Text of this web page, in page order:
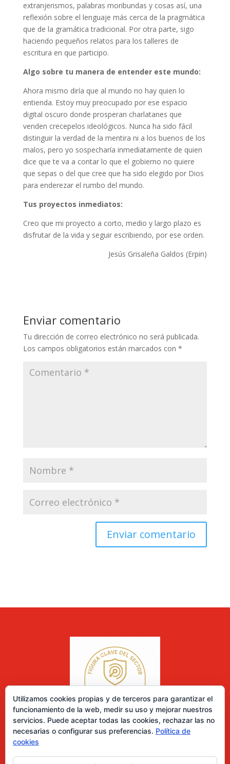
extranjerismos, palabras moribundas y cosas así, una
reflexión sobre el lenguaje más cerca de la pragmática
que de la gramática tradicional. Por otra parte, sigo
haciendo pequeños relatos para los talleres de
escritura en que participo.
Algo sobre tu manera de entender este mundo:
Ahora mismo diría que al mundo no hay quien lo
entienda. Estoy muy preocupado por ese espacio
digital oscuro donde prosperan charlatanes que
venden crecepelos ideológicos. Nunca ha sido fácil
distinguir la verdad de la mentira ni a los buenos de los
malos, pero yo sospecharía inmediatamente de quien
dice que te va a contar lo que el gobierno no quiere
que sepas o del que cree que ha sido elegido por Dios
para enderezar el rumbo del mundo.
Tus proyectos inmediatos:
Creo que mi proyecto a corto, medio y largo plazo es
disfrutar de la vida y seguir escribiendo, por ese orden.
Jesús Grisaleña Galdos (Erpin)
Enviar comentario
Tu dirección de correo electrónico no será publicada.
Los campos obligatorios están marcados con *
Utilizamos cookies propias y de terceros para garantizar el
funcionamiento de la web, medir su uso y mejorar nuestros
servicios. Puede aceptar todas las cookies, rechazar las no
necesarias o configurar sus preferencias. Política de
cookies